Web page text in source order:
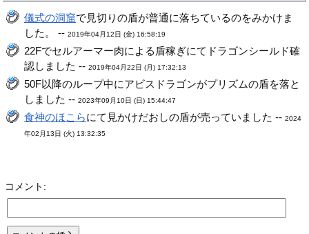
儀式の洞窟で見切りの盾が普通に落ちているのをみかけま
した。 --2019年04月12日 (金) 16:58:19
22Fでセルアーマー肉による盾稼ぎにてドラゴンシールド確
認しました --2019年04月22日 (月) 17:32:13
50F以降のループ中にアビスドラゴンがプリズムの盾を落と
しました --2023年09月10日 (日) 15:44:47
食神のほこらにて見かけだおしの盾が売っていました --2024
年02月13日 (火) 13:32:35
コメント: